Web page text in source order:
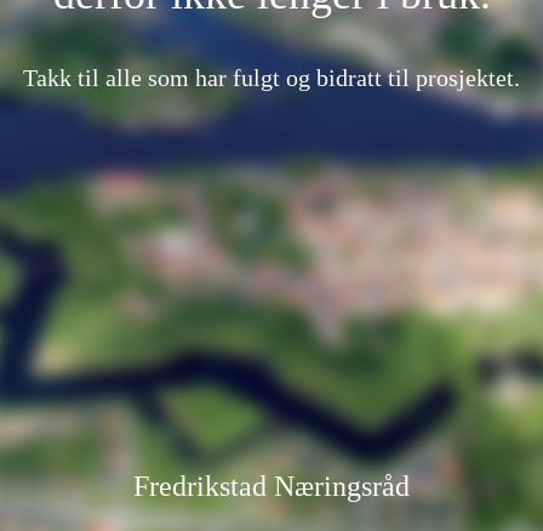
Takk til alle som har fulgt og bidratt til prosjektet.
Fredrikstad Næringsråd